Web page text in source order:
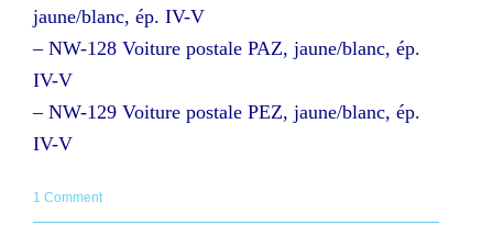
jaune/blanc, ép. IV-V
– NW-128 Voiture postale PAZ, jaune/blanc, ép.
IV-V
– NW-129 Voiture postale PEZ, jaune/blanc, ép.
IV-V
1 Comment